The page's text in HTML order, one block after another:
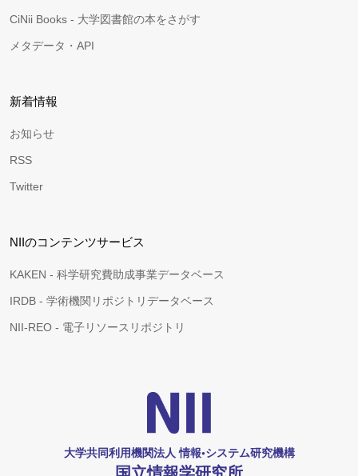
CiNii Books - 大学図書館の本をさがす
メタデータ・API
新着情報
お知らせ
RSS
Twitter
NIIのコンテンツサービス
KAKEN - 科学研究費助成事業データベース
IRDB - 学術機関リポジトリデータベース
NII-REO - 電子リソースリポジトリ
大学共同利用機関法人 情報•システム研究機構